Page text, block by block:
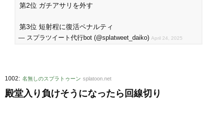
第2位 ガチアサリを外す
第3位 短射程に復活ペナルティ
— スプラツイート代行bot (@splatweet_daiko) April 24, 2025
1002: 名無しのスプラトゥーン splatoon.net
殿堂入り負けそうになったら回線切り